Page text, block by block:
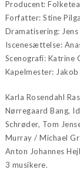
Producent:
Forfatter: Stine
Dramatisering:
Iscenesættelse:
Scenografi: Katrine
Kapelmester:
Karla Rosendahl
Nørregaard Bang,
Schrøder, Tom
Murray / Michael
Anton Johannes
3 musikere.